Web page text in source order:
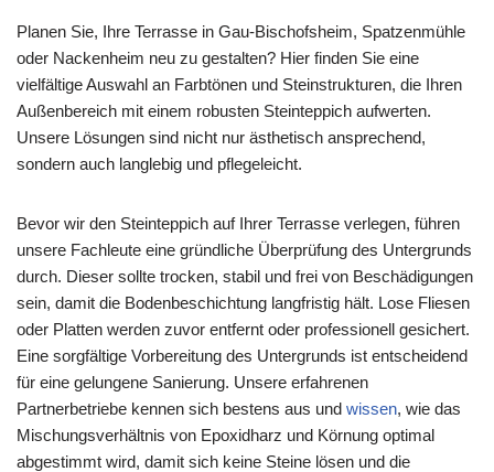
Planen Sie, Ihre Terrasse in Gau-Bischofsheim, Spatzenmühle
oder Nackenheim neu zu gestalten? Hier finden Sie eine
vielfältige Auswahl an Farbtönen und Steinstrukturen, die Ihren
Außenbereich mit einem robusten Steinteppich aufwerten.
Unsere Lösungen sind nicht nur ästhetisch ansprechend,
sondern auch langlebig und pflegeleicht.
Bevor wir den Steinteppich auf Ihrer Terrasse verlegen, führen
unsere Fachleute eine gründliche Überprüfung des Untergrunds
durch. Dieser sollte trocken, stabil und frei von Beschädigungen
sein, damit die Bodenbeschichtung langfristig hält. Lose Fliesen
oder Platten werden zuvor entfernt oder professionell gesichert.
Eine sorgfältige Vorbereitung des Untergrunds ist entscheidend
für eine gelungene Sanierung. Unsere erfahrenen
Partnerbetriebe kennen sich bestens aus und wissen, wie das
Mischungsverhältnis von Epoxidharz und Körnung optimal
abgestimmt wird, damit sich keine Steine lösen und die